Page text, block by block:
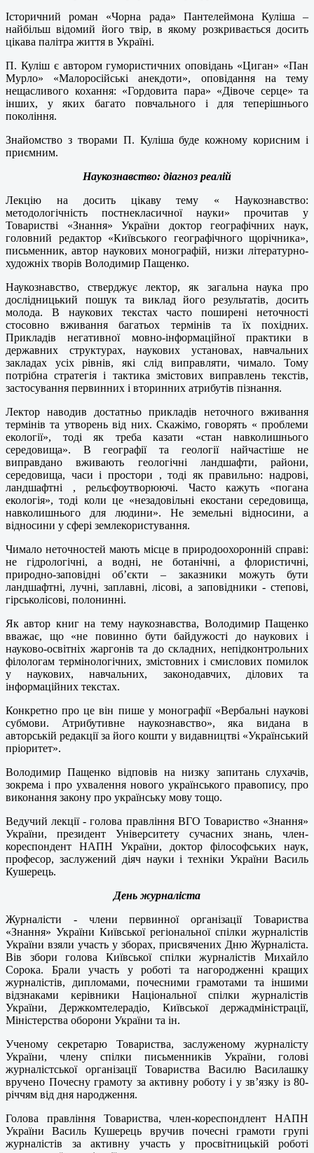
Історичний роман «Чорна рада» Пантелеймона Куліша –
найбільш відомий його твір, в якому розкривається досить
цікава палітра життя в Україні.
П. Куліш є автором гумористичних оповідань «Циган» «Пан
Мурло» «Малоросійські анекдоти», оповідання на тему
нещасливого кохання: «Гордовита пара» «Дівоче серце» та
інших, у яких багато повчального і для теперішнього
покоління.
Знайомство з творами П. Куліша буде кожному корисним і
приємним.
Наукознавство: діагноз реалій
Лекцію на досить цікаву тему « Наукознавство:
методологічність постнекласичної науки» прочитав у
Товаристві «Знання» України доктор географічних наук,
головний редактор «Київського географічного щорічника»,
письменник, автор наукових монографій, низки літературно-
художніх творів Володимир Пащенко.
Наукознавство, стверджує лектор, як загальна наука про
дослідницький пошук та виклад його результатів, досить
молода. В наукових текстах часто поширені неточності
стосовно вживання багатьох термінів та їх похідних.
Прикладів негативної мовно-інформаційної практики в
державних структурах, наукових установах, навчальних
закладах усіх рівнів, які слід виправляти, чимало. Тому
потрібна стратегія і тактика змістових виправлень текстів,
застосування первинних і вторинних атрибутів пізнання.
Лектор наводив достатньо прикладів неточного вживання
термінів та утворень від них. Скажімо, говорять « проблеми
екології», тоді як треба казати «стан навколишнього
середовища». В географії та геології найчастіше не
виправдано вживають геологічні ландшафти, райони,
середовища, часи і простори , тоді як правильно: надрові,
ландшафтні , рельєфоутворюючі. Часто кажуть «погана
екологія», тоді коли це «незадовільні екостани середовища,
навколишнього для людини». Не земельні відносини, а
відносини у сфері землекористування.
Чимало неточностей мають місце в природоохоронній справі:
не гідрологічні, а водні, не ботанічні, а флористичні,
природно-заповідні об’єкти – заказники можуть бути
ландшафтні, лучні, заплавні, лісові, а заповідники - степові,
гірськолісові, полонинні.
Як автор книг на тему наукознавства, Володимир Пащенко
вважає, що «не повинно бути байдужості до наукових і
науково-освітніх жаргонів та до складних, непідконтрольних
філологам термінологічних, змістовних і смислових помилок
у наукових, навчальних, законодавчих, ділових та
інформаційних текстах.
Конкретно про це він пише у монографії «Вербальні наукові
субмови. Атрибутивне наукознавство», яка видана в
авторській редакції за його кошти у видавництві «Український
пріоритет».
Володимир Пащенко відповів на низку запитань слухачів,
зокрема і про ухвалення нового українського правопису, про
виконання закону про українську мову тощо.
Ведучий лекції - голова правління ВГО Товариство «Знання»
України, президент Університету сучасних знань, член-
кореспондент НАПН України, доктор філософських наук,
професор, заслужений діяч науки і техніки України Василь
Кушерець.
День журналіста
Журналісти - члени первинної організації Товариства
«Знання» України Київської регіональної спілки журналістів
України взяли участь у зборах, присвячених Дню Журналіста.
Вів збори голова Київської спілки журналістів Михайло
Сорока. Брали участь у роботі та нагородженні кращих
журналістів, дипломами, почесними грамотами та іншими
відзнаками керівники Національної спілки журналістів
України, Держкомтелерадіо, Київської держадміністрації,
Міністерства оборони України та ін.
Ученому секретарю Товариства, заслуженому журналісту
України, члену спілки письменників України, голові
журналістської організації Товариства Василю Василашку
вручено Почесну грамоту за активну роботу і у зв’язку із 80-
річчям від дня народження.
Голова правління Товариства, член-кореспондлент НАПН
України Василь Кушерець вручив почесні грамоти групі
журналістів за активну участь у просвітницькій роботі